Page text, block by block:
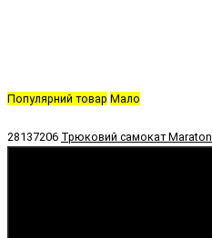
Популярний товар Мало
28137206 Трюковий самокат